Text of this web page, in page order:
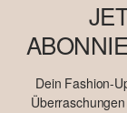
Dein Fashion-